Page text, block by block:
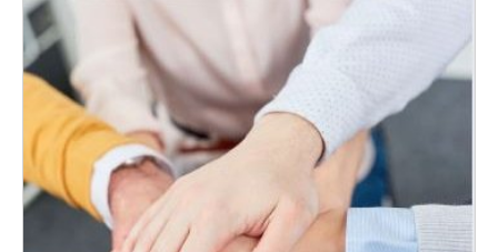
h
i
e